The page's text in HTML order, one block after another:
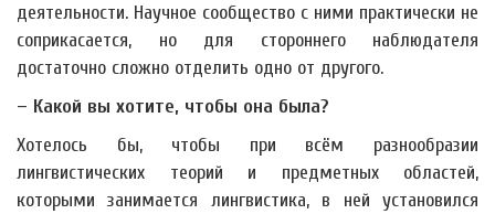
деятельности. Научное сообщество с ними практически не
соприкасается, но для стороннего наблюдателя
достаточно сложно отделить одно от другого.
– Какой вы хотите, чтобы она была?
Хотелось бы, чтобы при всём разнообразии
лингвистических теорий и предметных областей,
которыми занимается лингвистика, в ней установился